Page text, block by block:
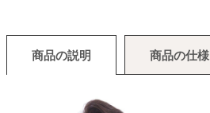
商品の説明 商品の仕様